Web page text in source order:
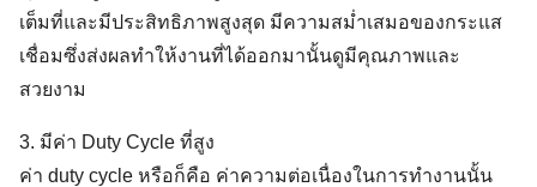
เต็มที่และมีประสิทธิภาพสูงสุด มีความสม่ำเสมอของกระแส
เชื่อมซึ่งส่งผลทำให้งานที่ได้ออกมานั้นดูมีคุณภาพและ
สวยงาม
3. มีค่า Duty Cycle ที่สูง
ค่า duty cycle หรือก็คือ ค่าความต่อเนื่องในการทำงานนั้น